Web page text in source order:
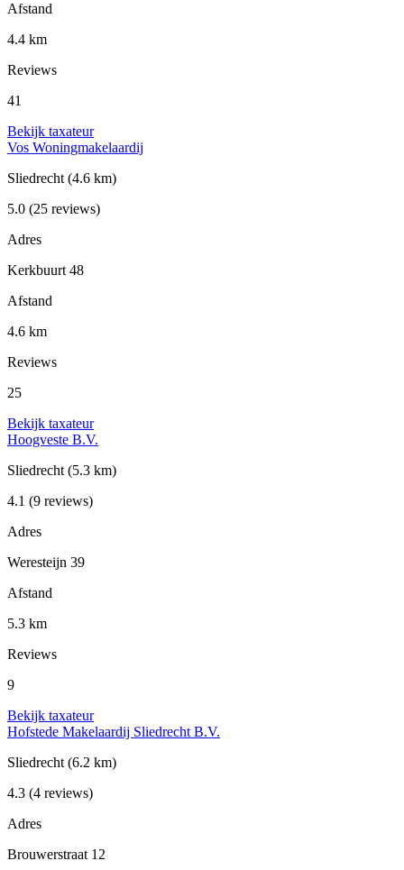
Afstand
4.4 km
Reviews
41
Bekijk taxateur
Vos Woningmakelaardij
Sliedrecht (4.6 km)
5.0 (25 reviews)
Adres
Kerkbuurt 48
Afstand
4.6 km
Reviews
25
Bekijk taxateur
Hoogveste B.V.
Sliedrecht (5.3 km)
4.1 (9 reviews)
Adres
Weresteijn 39
Afstand
5.3 km
Reviews
9
Bekijk taxateur
Hofstede Makelaardij Sliedrecht B.V.
Sliedrecht (6.2 km)
4.3 (4 reviews)
Adres
Brouwerstraat 12